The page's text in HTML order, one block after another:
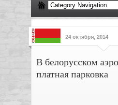
24 октября, 2014
В белорусском
платная парковка